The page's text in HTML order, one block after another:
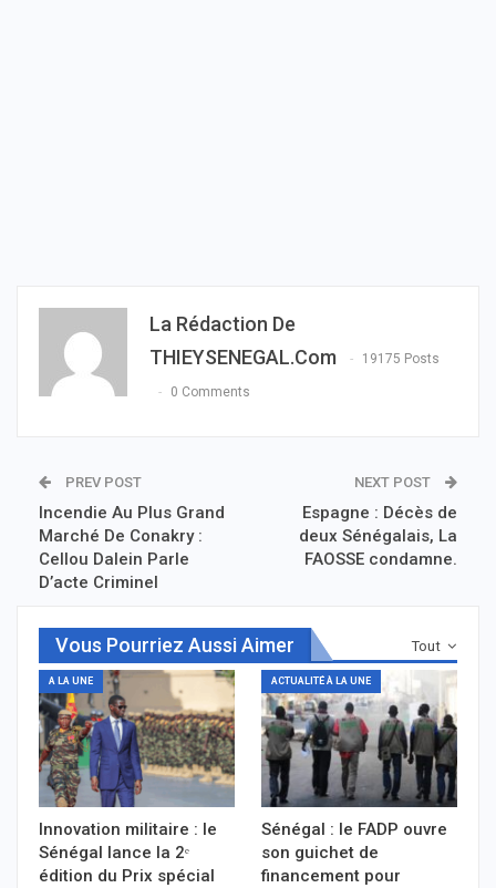
La Rédaction De
THIEYSENEGAL.com
19175 Posts
0 Comments
PREV POST
Incendie Au Plus Grand
Marché De Conakry :
Cellou Dalein Parle
D’acte Criminel
NEXT POST
Espagne : Décès de
deux Sénégalais, La
FAOSSE condamne.
Tout
Vous Pourriez Aussi Aimer
A LA UNE
Innovation militaire : le
Sénégal lance la 2ᵉ
édition du Prix spécial
ACTUALITÉ À LA UNE
Sénégal : le FADP ouvre
son guichet de
financement pour